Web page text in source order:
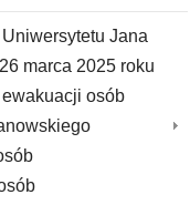
Jana
marca 2025 roku
osób